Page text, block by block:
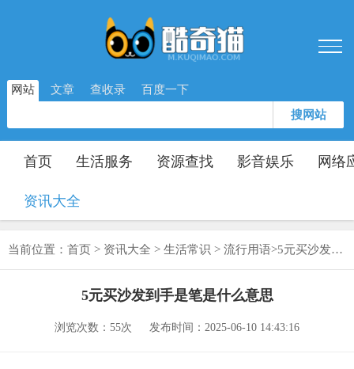
网站 文章 查收录 百度一下
搜网站
首页 生活服务 资源查找 影音娱乐 网络
资讯大全
当前位置： 首页 > 资讯大全 > 生活常识 > 流行用语>5元买沙发到手是笔是什么意思
5元买沙发到手是笔是什么意思
浏览次数：55次 发布时间：2025-06-10 14:43:16